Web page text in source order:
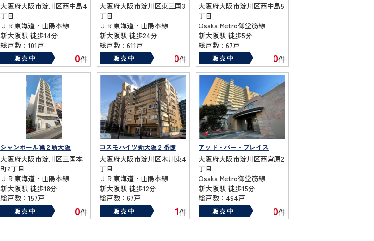
大阪府大阪市淀川区西中島4
丁目
ＪＲ東海道・山陽本線
新大阪駅 徒歩14分
総戸数：101戸
築年数：1972年
販売中 0件
大阪府大阪市淀川区東三国3
丁目
ＪＲ東海道・山陽本線
新大阪駅 徒歩24分
総戸数：611戸
築年数：1986年
販売中 0件
大阪府大阪市淀川区西中島5
丁目
Osaka Metro御堂筋線
新大阪駅 徒歩5分
総戸数：67戸
築年数：1981年
販売中 0件
シャンボール第２新大阪
大阪府大阪市淀川区三国本
町2丁目
ＪＲ東海道・山陽本線
新大阪駅 徒歩18分
総戸数：157戸
築年数：1973年
販売中 0件
コスモハイツ新大阪２番館
大阪府大阪市淀川区木川東4
丁目
ＪＲ東海道・山陽本線
新大阪駅 徒歩12分
総戸数：67戸
築年数：1985年
販売中 1件
アッド・パー・プレイス
大阪府大阪市淀川区西宮原2
丁目
Osaka Metro御堂筋線
新大阪駅 徒歩15分
総戸数：494戸
築年数：2005年
販売中 0件